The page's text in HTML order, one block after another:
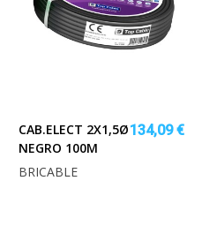
CAB.ELECT 2X1,5Ø
NEGRO 100M
134,09 €
BRICABLE